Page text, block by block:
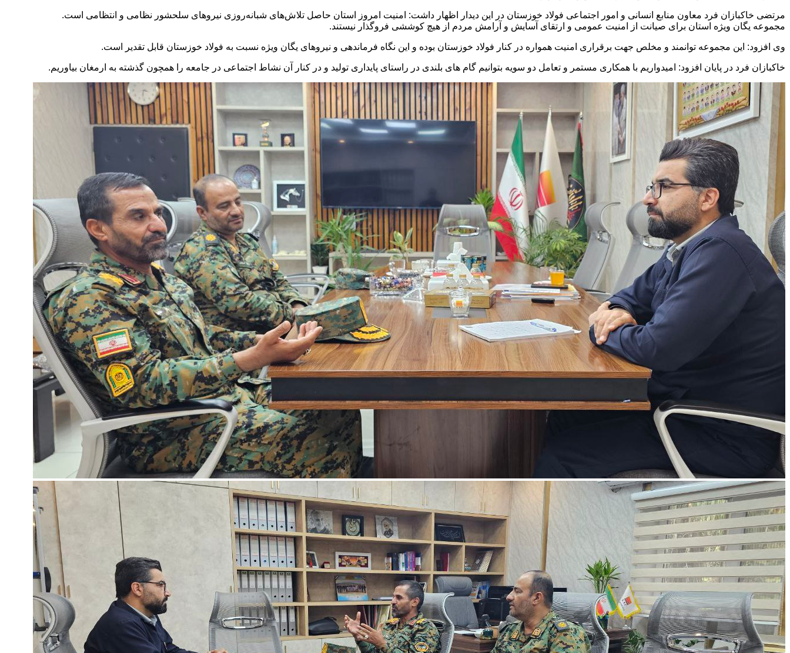
مرتضی خاکبازان فرد معاون منابع انسانی و امور اجتماعی فولاد خوزستان در این دیدار اظهار داشت: امنیت امروز استان حاصل تلاش‌های شبانه‌روزی نیروهای سلحشور نظامی و انتظامی است.
مجموعه یگان ویژه استان برای صیانت از امنیت عمومی و ارتقای آسایش و آرامش مردم از هیچ کوششی فروگذار نیستند.
وی افزود: این مجموعه توانمند و مخلص جهت برقراری امنیت همواره در کنار فولاد خوزستان بوده و این نگاه فرماندهی و نیروهای یگان ویژه نسبت به فولاد خوزستان قابل تقدیر است.
خاکبازان فرد در پایان افزود: امیدواریم با همکاری مستمر و تعامل دو سویه بتوانیم گام های بلندی در راستای پایداری تولید و در کنار آن نشاط اجتماعی در جامعه را همچون گذشته به ارمغان بیاوریم.